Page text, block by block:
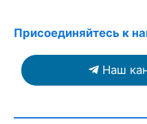
Присоединяйтесь к
Наш